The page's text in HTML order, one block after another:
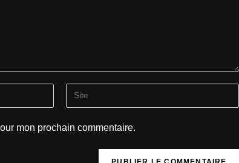
mon prochain commentaire.